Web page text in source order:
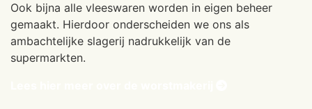
Ook bijna alle vleeswaren worden in eigen beheer
gemaakt. Hierdoor onderscheiden we ons als
ambachtelijke slagerij nadrukkelijk van de
supermarkten.